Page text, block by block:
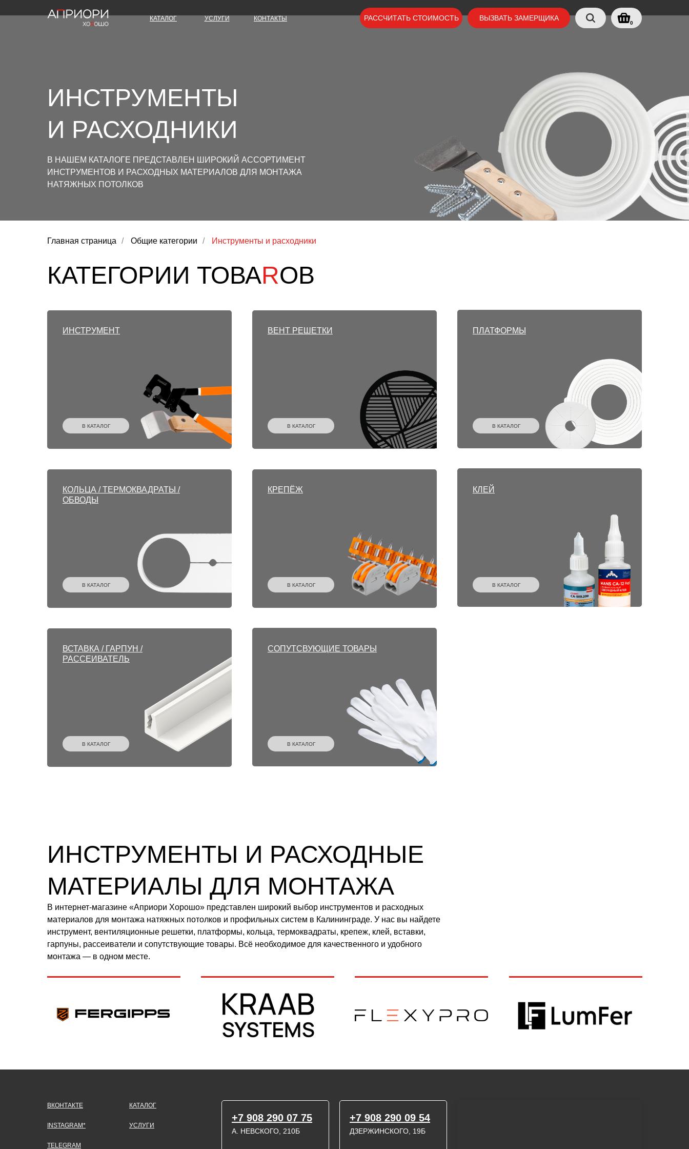
КОНТАКТЫ
УСЛУГИ
КАТАЛОГ ВЫЗВАТЬ ЗАМЕРЩИКА
РАССЧИТАТЬ СТОИМОСТЬ
0
ИНСТРУМЕНТЫ
И РАСХОДНИКИ
В НАШЕМ КАТАЛОГЕ ПРЕДСТАВЛЕН ШИРОКИЙ АССОРТИМЕНТ
ИНСТРУМЕНТОВ И РАСХОДНЫХ МАТЕРИАЛОВ ДЛЯ МОНТАЖА
НАТЯЖНЫХ ПОТОЛКОВ
Главная страница / Общие категории / Инструменты и расходники
КАТЕГОРИИ ТОВАRОВ
ИНСТРУМЕНТ
В КАТАЛОГ
ВЕНТ РЕШЕТКИ
В КАТАЛОГ
ПЛАТФОРМЫ
В КАТАЛОГ
КОЛЬЦА / ТЕРМОКВАДРАТЫ /
ОБВОДЫ
В КАТАЛОГ
КРЕПЁЖ
В КАТАЛОГ
КЛЕЙ
В КАТАЛОГ
ВСТАВКА / ГАРПУН /
РАССЕИВАТЕЛЬ
В КАТАЛОГ
СОПУТСВУЮЩИЕ ТОВАРЫ
В КАТАЛОГ
ИНСТРУМЕНТЫ И РАСХОДНЫЕ
МАТЕРИАЛЫ ДЛЯ МОНТАЖА
В интернет-магазине «Априори Хорошо» представлен широкий выбор инструментов и расходных
материалов для монтажа натяжных потолков и профильных систем в Калининграде. У нас вы найдете
инструмент, вентиляционные решетки, платформы, кольца, термоквадраты, крепеж, клей, вставки,
гарпуны, рассеиватели и сопутствующие товары. Всё необходимое для качественного и удобного
монтажа — в одном месте.
TELEGRAM
INSTAGRAM*
ВКОНТАКТЕ
ДЗЕРЖИНСКОГО, 19Б
А. НЕВСКОГО, 210Б
УСЛУГИ
+7 908 290 09 54
+7 908 290 07 75
КАТАЛОГ